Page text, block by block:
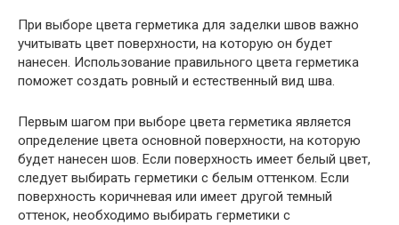
При выборе цвета герметика для заделки швов важно
учитывать цвет поверхности, на которую он будет
нанесен. Использование правильного цвета герметика
поможет создать ровный и естественный вид шва.
Первым шагом при выборе цвета герметика является
определение цвета основной поверхности, на которую
будет нанесен шов. Если поверхность имеет белый цвет,
следует выбирать герметики с белым оттенком. Если
поверхность коричневая или имеет другой темный
оттенок, необходимо выбирать герметики с